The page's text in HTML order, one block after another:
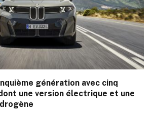
génération avec cinq
une version électrique et une